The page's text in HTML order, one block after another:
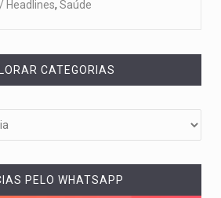
Headlines, Saúde
CATEGORIAS
PELO WHATSAPP